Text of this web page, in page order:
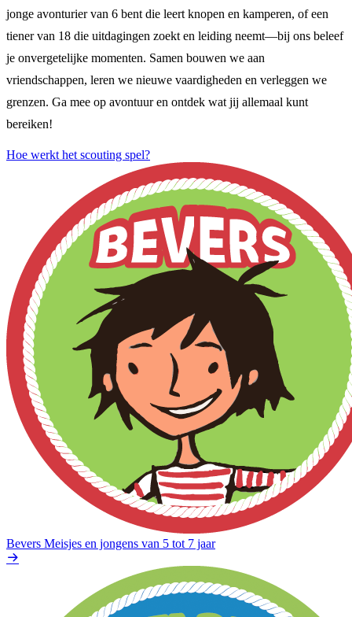
jonge avonturier van 6 bent die leert knopen en kamperen, of een
tiener van 18 die uitdagingen zoekt en leiding neemt—bij ons beleef
je onvergetelijke momenten. Samen bouwen we aan
vriendschappen, leren we nieuwe vaardigheden en verleggen we
grenzen. Ga mee op avontuur en ontdek wat jij allemaal kunt
bereiken!
Hoe werkt het scouting spel?
Bevers Meisjes en jongens van 5 tot 7 jaar